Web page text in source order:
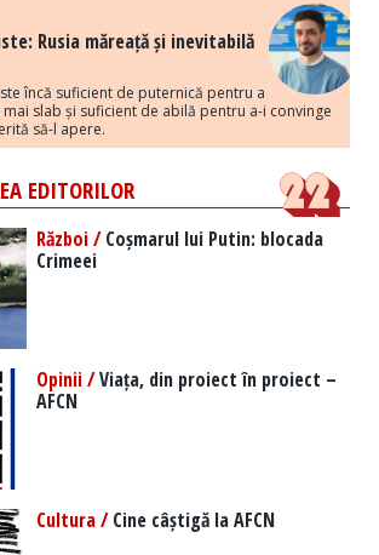
Rusia măreață și inevitabilă
încă suficient de puternică pentru a
slab și suficient de abilă pentru a-i convinge
să-l apere.
EDITORILOR
Război /Coșmarul lui Putin: blocada
Crimeei
Opinii /Viața, din proiect în proiect –
AFCN
Cultura /Cine câștigă la AFCN